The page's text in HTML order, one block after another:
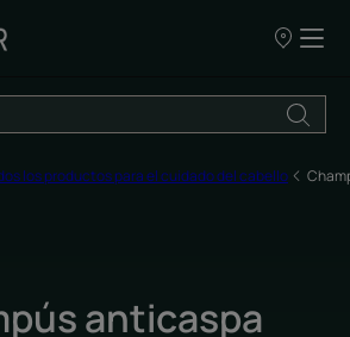
NUESTROS
VENTA
los productos para el cuidado del cabello
anticaspa